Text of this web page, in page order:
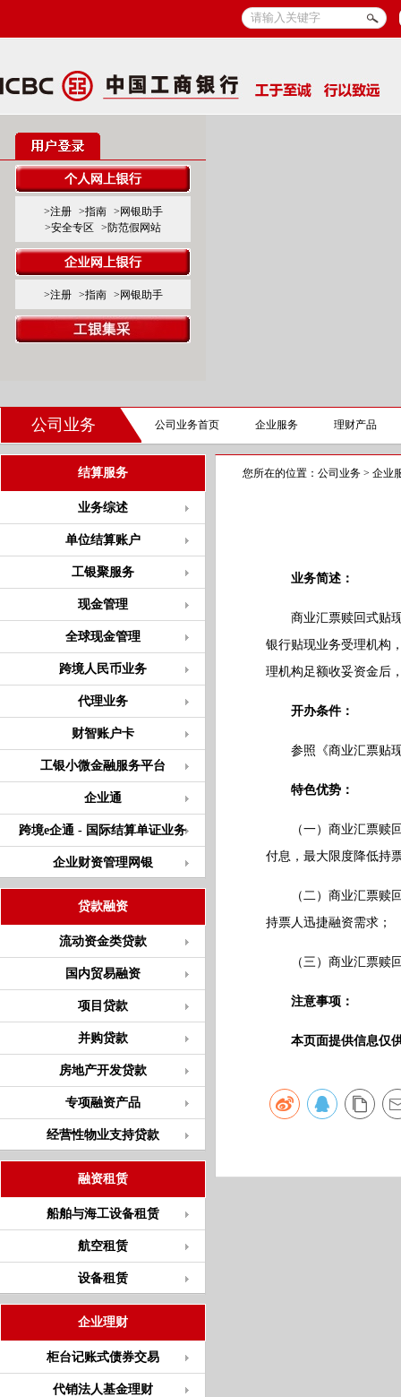
>注册 >指南
>网银助手
>安全专区
>防范假网站
>注册 >指南 >网银助手
公司业务 公司业务首页 企业服务 理财产品
结算服务
业务综述
单位结算账户
工银聚服务
现金管理
全球现金管理
跨境人民币业务
代理业务
财智账户卡
工银小微金融服务平台
企业通
跨境e企通 - 国际结算单证业务
企业财资管理网银
贷款融资
流动资金类贷款
国内贸易融资
项目贷款
并购贷款
房地产开发贷款
专项融资产品
经营性物业支持贷款
融资租赁
船舶与海工设备租赁
航空租赁
设备租赁
企业理财
柜台记账式债券交易
代销法人基金理财
您所在的位置： 公司业务 > 企业
业务简述：
商业汇票赎回式贴现
银行贴现业务受理机构
理机构足额收妥资金后
开办条件：
参照《商业汇票贴现
特色优势：
（一）商业汇票赎回
付息，最大限度降低持
（二）商业汇票赎回
持票人迅捷融资需求；
（三）商业汇票赎回
注意事项：
本页面提供信息仅